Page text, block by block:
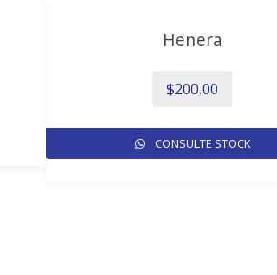
Henera
$200,00
CONSULTE STOCK